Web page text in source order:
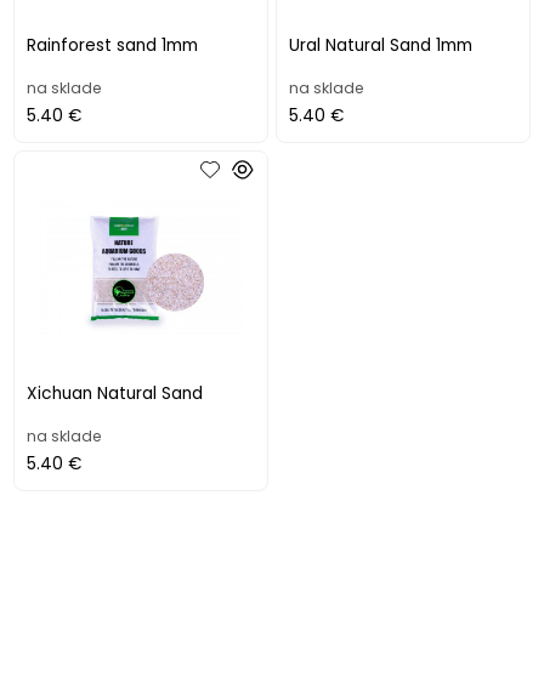
Rainforest sand 1mm
na sklade
5.40 €
Ural Natural Sand 1mm
na sklade
5.40 €
Xichuan Natural Sand
na sklade
5.40 €